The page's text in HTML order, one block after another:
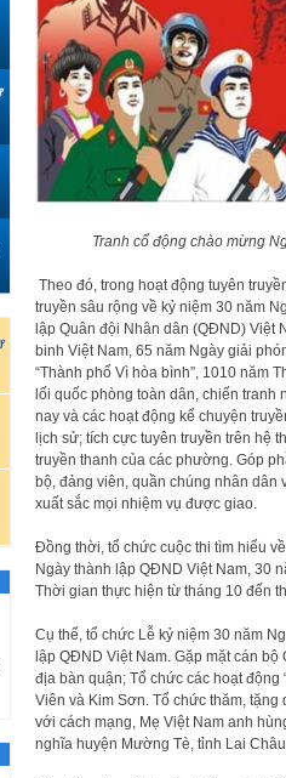
Tranh cổ động chào mừng
Theo đó, trong hoạt động tuyên
truyền sâu rộng về kỷ niệm 30 năm
lập Quân đội Nhân dân (QĐND) Việt
binh Việt Nam, 65 năm Ngày giải
“Thành phố Vì hòa bình”, 1010 năm
lối quốc phòng toàn dân, chiến
nay và các hoạt động kể chuyện
lịch sử; tích cực tuyên truyền trên hệ
truyền thanh của các phường. Góp
bộ, đảng viên, quần chúng nhân
xuất sắc mọi nhiệm vụ được giao.
Đồng thời, tổ chức cuộc thi tìm hiểu
Ngày thành lập QĐND Việt Nam, 30
Thời gian thực hiện từ tháng 10 đến
Cụ thể, tổ chức Lễ kỷ niệm 30 năm
lập QĐND Việt Nam. Gặp mặt cán
địa bàn quận; Tổ chức các hoạt
Viên và Kim Sơn. Tổ chức thăm,
với cách mạng, Mẹ Việt Nam anh
nghĩa huyện Mường Tè, tỉnh Lai